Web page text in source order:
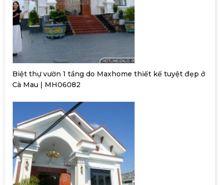
Biệt thự vườn 1 tầng do Maxhome thiết kế tuyệt đẹp ở
Cà Mau | MH06082